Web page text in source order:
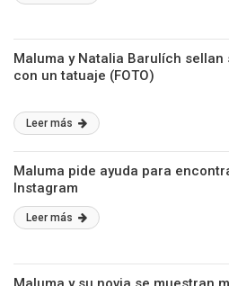
Maluma y Natalia Barulích sellan
con un tatuaje (FOTO)
Leer más
Maluma pide ayuda para
Instagram
Leer más